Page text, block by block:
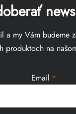
a my Vám budeme
produktoch na
Email